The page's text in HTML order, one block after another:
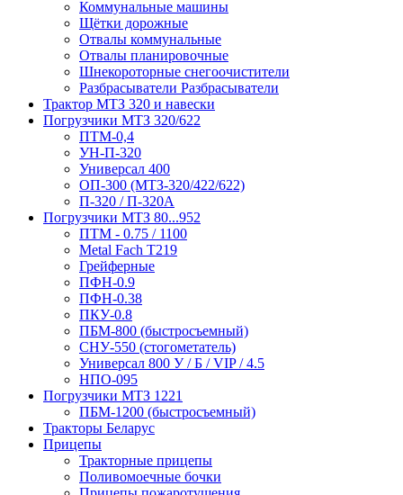
Коммунальные машины
Щётки дорожные
Отвалы коммунальные
Отвалы планировочные
Шнекороторные снегоочистители
Разбрасыватели Разбрасыватели
Трактор МТЗ 320 и навески
Погрузчики МТЗ 320/622
ПТМ-0,4
УН-П-320
Универсал 400
ОП-300 (МТЗ-320/422/622)
П-320 / П-320А
Погрузчики МТЗ 80...952
ПТМ - 0.75 / 1100
Metal Fach T219
Грейферные
ПФН-0.9
ПФН-0.38
ПКУ-0.8
ПБМ-800 (быстросъемный)
СНУ-550 (стогометатель)
Универсал 800 У / Б / VIP / 4.5
НПО-095
Погрузчики МТЗ 1221
ПБМ-1200 (быстросъемный)
Тракторы Беларус
Прицепы
Тракторные прицепы
Поливомоечные бочки